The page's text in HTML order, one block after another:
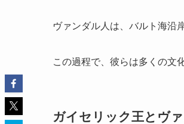
ヴァンダル人は、バルト海沿
この過程で、彼らは多くの文
ガイセリック王とヴ